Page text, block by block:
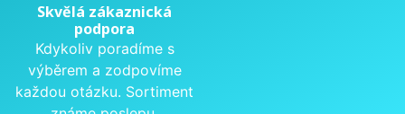
Skvělá zákaznická
podpora
Kdykoliv poradíme s
výběrem a zodpovíme
každou otázku. Sortiment